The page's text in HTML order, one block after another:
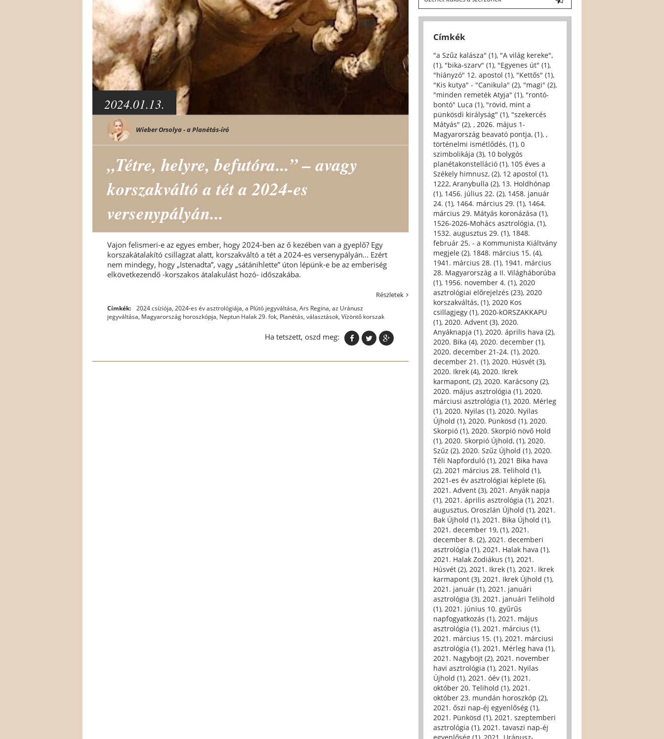
2024.01.13.
Wieber Orsolya - a Planétás-író
„Tétre, helyre, befutóra...” – avagy
korszakváltó a tét a 2024-es
versenypályán...
Vajon felismeri-e az egyes ember, hogy 2024-ben az ő kezében van a gyeplő? Egy
korszakátalakító csillagzat alatt, korszakváltó a tét a 2024-es versenypályán... Ezért
nem mindegy, hogy „Istenadta”, vagy „sátánihlette” úton lépünk-e be az emberiség
elkövetkezendő -korszakos átalakulást hozó- időszakába.
Részletek
Címkék: 2024 csíziója, 2024-es év asztrológiája, a Plútó jegyváltása, Ars Regina, az Uránusz
jegyváltása, Magyarország horoszkópja, Neptun Halak 29. fok, Planétás, választások, Vízöntő korszak
Ha tetszett, oszd meg:
Címkék
"a Szűz kalásza" (1), "A világ kereke",
(1), "bika-szarv" (1), "Egyenes út" (1),
"hiányzó" 12. apostol (1), "Kettős" (1),
"Kis kutya" - "Canikula" (2), "magi" (2),
"minden remeték Atyja" (1), "rontó-
bontó" Luca (1), "rövid, mint a
pünkösdi királyság" (1), "szekercés
Mátyás" (2), , 2026. május 1-
Magyarország beavató pontja, (1), ,
történelmi ismétlődés, (1), 0
szimbolikája (3), 10 bolygós
planétakonstelláció (1), 105 éves a
Székely himnusz, (2), 12 apostol (1),
1222, Aranybulla (2), 13. Holdhónap
(1), 1456. július 22. (2), 1458. január
24. (1), 1464. március 29. (1), 1464.
március 29. Mátyás koronázása (1),
1526-2026-Mohács asztrológia, (1),
1532. augusztus 29. (1), 1848.
február 25. - a Kommunista Kiáltvány
megjele (2), 1848. március 15. (4),
1941. március 28. (1), 1941. március
28. Magyarország a II. Világháborúba
(1), 1956. november 4. (1), 2020
asztrológiai előrejelzés (23), 2020
korszakváltás, (1), 2020 Kos
csillagjegy (1), 2020-kORSZAKKAPU
(1), 2020. Advent (3), 2020.
Anyáknapja (1), 2020. április hava (2),
2020. Bika (4), 2020. december (1),
2020. december 21-24. (1), 2020.
december 21. (1), 2020. Húsvét (3),
2020. Ikrek (4), 2020. Ikrek
karmapont, (2), 2020. Karácsony (2),
2020. május asztrológia (1), 2020.
márciusi asztrológia (1), 2020. Mérleg
(1), 2020. Nyilas (1), 2020. Nyilas
Újhold (1), 2020. Pünkösd (1), 2020.
Skorpió (1), 2020. Skorpió növő Hold
(1), 2020. Skorpió Újhold, (1), 2020.
Szűz (2), 2020. Szűz Újhold (1), 2020.
Téli Napforduló (1), 2021 Bika hava
(2), 2021 március 28. Telihold (1),
2021-es év asztrológiai képlete (6),
2021. Advent (3), 2021. Anyák napja
(1), 2021. április asztrológia (1), 2021.
augusztus, Oroszlán Újhold (1), 2021.
Bak Újhold (1), 2021. Bika Újhold (1),
2021. december 19, (1), 2021.
december 8. (2), 2021. decemberi
asztrológia (1), 2021. Halak hava (1),
2021. Halak Zodiákus (1), 2021.
Húsvét (2), 2021. Ikrek (1), 2021. Ikrek
karmapont (3), 2021. Ikrek Újhold (1),
2021. január (1), 2021. januári
asztrológia (3), 2021. januári Telihold
(1), 2021. június 10. gyűrűs
napfogyatkozás (1), 2021. május
asztrológia (1), 2021. március (1),
2021. március 15. (1), 2021. márciusi
asztrológia (1), 2021. Mérleg hava (1),
2021. Nagyböjt (2), 2021. november
havi asztrológia (1), 2021. Nyilas
Újhold (1), 2021. óév (1), 2021.
október 20. Telihold (1), 2021.
október 23. mundán horoszkóp (2),
2021. őszi nap-éj egyenlőség (1),
2021. Pünkösd (1), 2021. szeptemberi
asztrológia (1), 2021. tavaszi nap-éj